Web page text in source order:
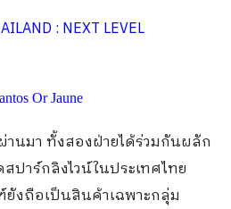
นมา ทั้งสองฝ่ายได้ร่วมกันผลัก
ปาร์กลิงไวน์ในประเทศไทย
งถือเป็นสินค้าเฉพาะกลุ่ม